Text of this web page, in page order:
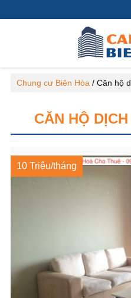
Chung cư Biên Hòa / Căn hộ
CĂN HỘ
10 Triệu/tháng